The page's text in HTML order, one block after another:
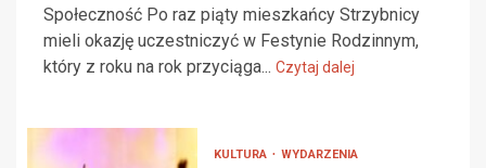
Społeczność Po raz piąty mieszkańcy Strzybnicy
mieli okazję uczestniczyć w Festynie Rodzinnym,
który z roku na rok przyciąga... Czytaj dalej
KULTURA WYDARZENIA